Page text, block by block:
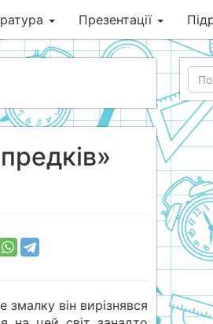
Презентації
він вирізнявся